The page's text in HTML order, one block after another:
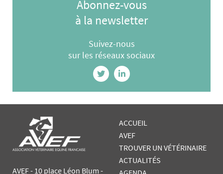
Abonnez-vous
à la newsletter
Suivez-nous
sur les réseaux sociaux
AVEF - 10 place Léon Blum -
ACCUEIL
AVEF
TROUVER UN VÉTÉRINAIRE
ACTUALITÉS